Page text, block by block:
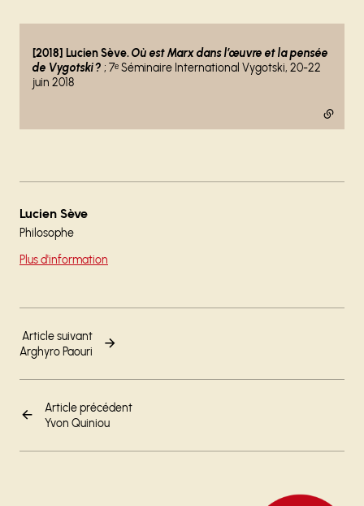
- lien externe
[2018] Lucien Sève.Où est Marx dans l’œuvre et la pensée
de Vygotski ? ; 7ᵉ Séminaire International Vygotski, 20-22
juin 2018
Lucien Sève
Philosophe
Plus d'information
Article précédent
Yvon Quiniou
Article suivant
Arghyro Paouri